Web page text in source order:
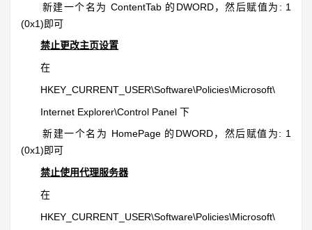
新建一个名为 ContentTab 的DWORD，然后赋值为: 1
(0x1)即可
禁止更改主页设置
在
HKEY_CURRENT_USER\Software\Policies\Microsoft\
Internet Explorer\Control Panel 下
新建一个名为 HomePage 的DWORD，然后赋值为: 1
(0x1)即可
禁止使用代理服务器
在
HKEY_CURRENT_USER\Software\Policies\Microsoft\